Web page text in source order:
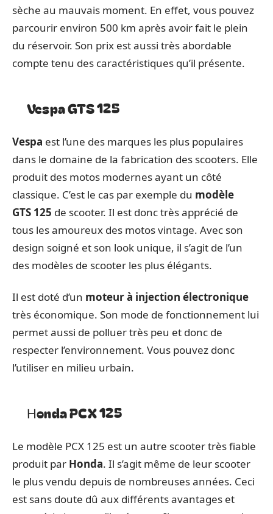
sèche au mauvais moment. En effet, vous pouvez
parcourir environ 500 km après avoir fait le plein
du réservoir. Son prix est aussi très abordable
compte tenu des caractéristiques qu’il présente.
Vespa GTS 125
Vespa est l’une des marques les plus populaires
dans le domaine de la fabrication des scooters. Elle
produit des motos modernes ayant un côté
classique. C’est le cas par exemple du modèle
GTS 125 de scooter. Il est donc très apprécié de
tous les amoureux des motos vintage. Avec son
design soigné et son look unique, il s’agit de l’un
des modèles de scooter les plus élégants.
Il est doté d’un moteur à injection électronique
très économique. Son mode de fonctionnement lui
permet aussi de polluer très peu et donc de
respecter l’environnement. Vous pouvez donc
l’utiliser en milieu urbain.
Honda PCX 125
Le modèle PCX 125 est un autre scooter très fiable
produit par Honda. Il s’agit même de leur scooter
le plus vendu depuis de nombreuses années. Ceci
est sans doute dû aux différents avantages et